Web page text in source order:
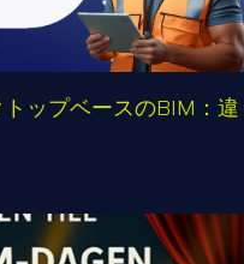
ップベースのBIM：違